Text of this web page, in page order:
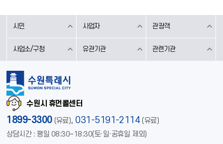
시민 사업자 관광객
사업소/구청 유관기관 관련기관
수원시 휴먼콜센터
1899-3300 (유료), 031-5191-2114 (유료)
상담시간 : 평일 08:30~18:30(토·일·공휴일 제외)